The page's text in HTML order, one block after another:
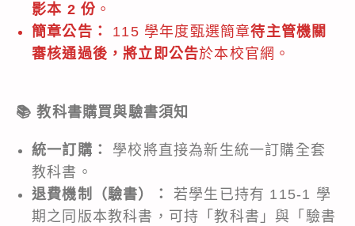
影本 2 份 。
簡章公告：
115 學年度甄選簡章待主管機關
審核通過後，將立即公告於本校官網。
📚 教科書購買與驗書須知
統一訂購：
學校將直接為新生統一訂購全套
教科書。
退費機制（驗書）：
若學生已持有 115-1 學
期之同版本教科書，可持「教科書」與「驗書